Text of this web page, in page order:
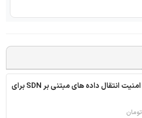
ترجمه مقاله امنیت انتقال داده های مبتنی بر SDN برای